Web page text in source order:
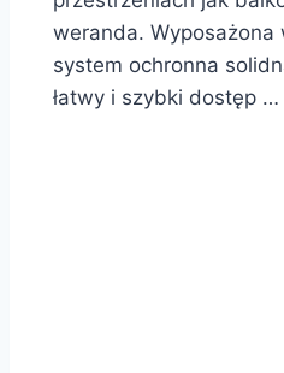
weranda.
system ochronna
łatwy i szybki dostęp …